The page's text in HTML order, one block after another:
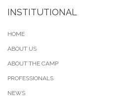
INSTITUTIONAL
HOME
ABOUT US
ABOUT THE CAMP
PROFESSIONALS
NEWS